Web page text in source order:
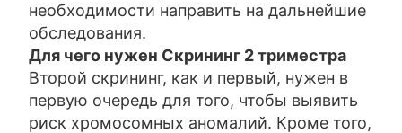
необходимости направить на дальнейшие
обследования.
Для чего нужен Скрининг 2 триместра
Второй скрининг, как и первый, нужен в
первую очередь для того, чтобы выявить
риск хромосомных аномалий. Кроме того,